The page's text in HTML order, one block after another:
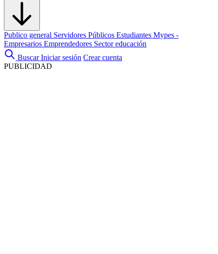
Publico general Servidores Públicos Estudiantes Mypes -
Empresarios Emprendedores Sector educación
Buscar Iniciar sesión Crear cuenta
PUBLICIDAD